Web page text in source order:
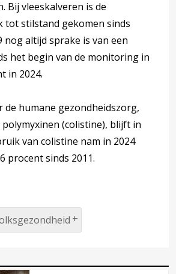
Bij vleeskalveren is de
stilstand gekomen sinds
nog altijd sprake is van een
het begin van de monitoring in
in 2024.
humane gezondheidszorg,
(colistine), blijft in
van colistine nam in 2024
procent sinds 2011.